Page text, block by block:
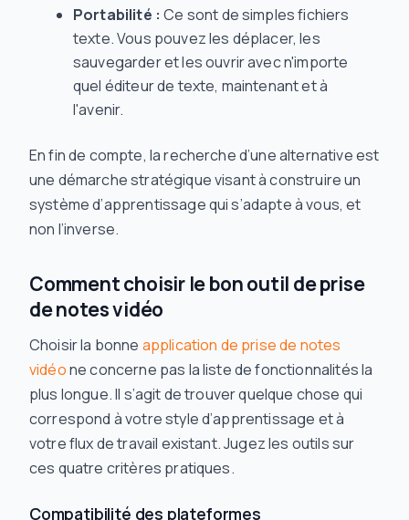
Portabilité : Ce sont de simples fichiers
texte. Vous pouvez les déplacer, les
sauvegarder et les ouvrir avec n'importe
quel éditeur de texte, maintenant et à
l'avenir.
En fin de compte, la recherche d’une alternative est
une démarche stratégique visant à construire un
système d’apprentissage qui s’adapte à vous, et
non l’inverse.
Comment choisir le bon outil de prise
de notes vidéo
Choisir la bonne application de prise de notes
vidéone concerne pas la liste de fonctionnalités la
plus longue. Il s’agit de trouver quelque chose qui
correspond à votre style d’apprentissage et à
votre flux de travail existant. Jugez les outils sur
ces quatre critères pratiques.
Compatibilité des plateformes